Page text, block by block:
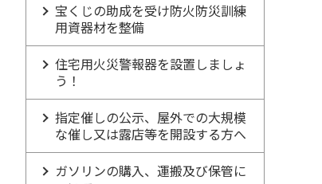
宝くじの助成を受け防火防災訓練
用資器材を整備
住宅用火災警報器を設置しましょ
う！
指定催しの公示、屋外での大規模
な催し又は露店等を開設する方へ
ガソリンの購入、運搬及び保管に